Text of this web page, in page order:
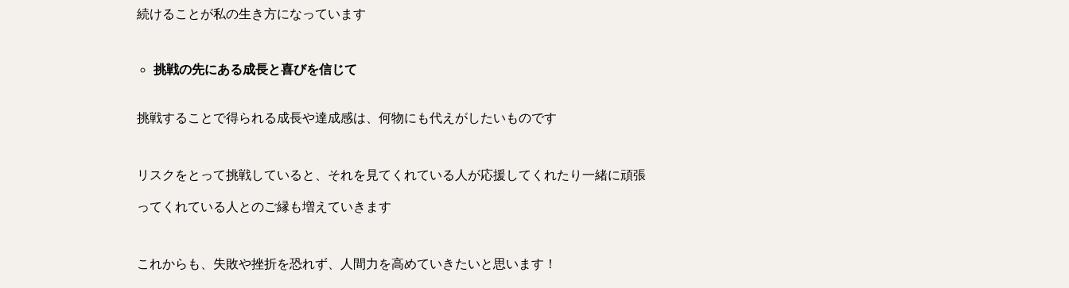
続けることが私の生き方になっています
挑戦の先にある成長と喜びを信じて
挑戦することで得られる成長や達成感は、何物にも代えがしたいものです
リスクをとって挑戦していると、それを見てくれている人が応援してくれたり一緒に頑張
ってくれている人とのご縁も増えていきます
これからも、失敗や挫折を恐れず、人間力を高めていきたいと思います！